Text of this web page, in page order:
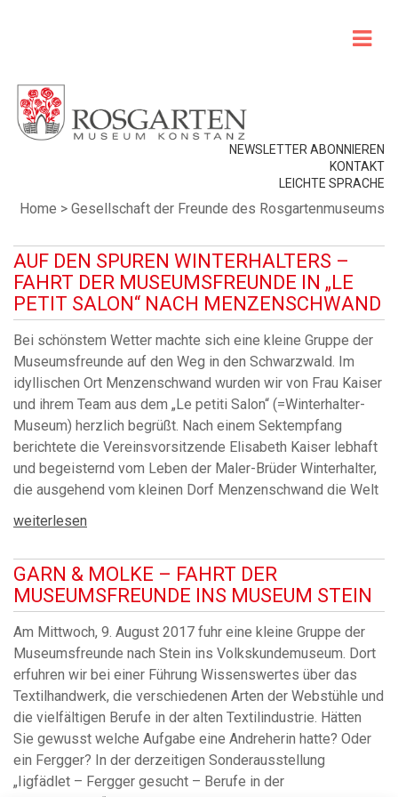
NEWSLETTER ABONNIEREN
KONTAKT
LEICHTE SPRACHE
Home > Gesellschaft der Freunde des Rosgartenmuseums
AUF DEN SPUREN WINTERHALTERS –
FAHRT DER MUSEUMSFREUNDE IN „LE
PETIT SALON“ NACH MENZENSCHWAND
Bei schönstem Wetter machte sich eine kleine Gruppe der
Museumsfreunde auf den Weg in den Schwarzwald. Im
idyllischen Ort Menzenschwand wurden wir von Frau Kaiser
und ihrem Team aus dem „Le petiti Salon“ (=Winterhalter-
Museum) herzlich begrüßt. Nach einem Sektempfang
berichtete die Vereinsvorsitzende Elisabeth Kaiser lebhaft
und begeisternd vom Leben der Maler-Brüder Winterhalter,
die ausgehend vom kleinen Dorf Menzenschwand die Welt
weiterlesen
GARN & MOLKE – FAHRT DER
MUSEUMSFREUNDE INS MUSEUM STEIN
Am Mittwoch, 9. August 2017 fuhr eine kleine Gruppe der
Museumsfreunde nach Stein ins Volkskundemuseum. Dort
erfuhren wir bei einer Führung Wissenswertes über das
Textilhandwerk, die verschiedenen Arten der Webstühle und
die vielfältigen Berufe in der alten Textilindustrie. Hätten
Sie gewusst welche Aufgabe eine Andreherin hatte? Oder
ein Fergger? In der derzeitigen Sonderausstellung
„Iigfädlet – Fergger gesucht – Berufe in der